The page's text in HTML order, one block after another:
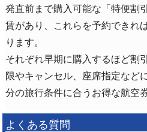
発直前まで購入可能な「特便割
賃があり、これらを予約できれ
ります。
それぞれ早期に購入するほど割
限やキャンセル、座席指定など
分の旅行条件に合うお得な航空
よくある質問